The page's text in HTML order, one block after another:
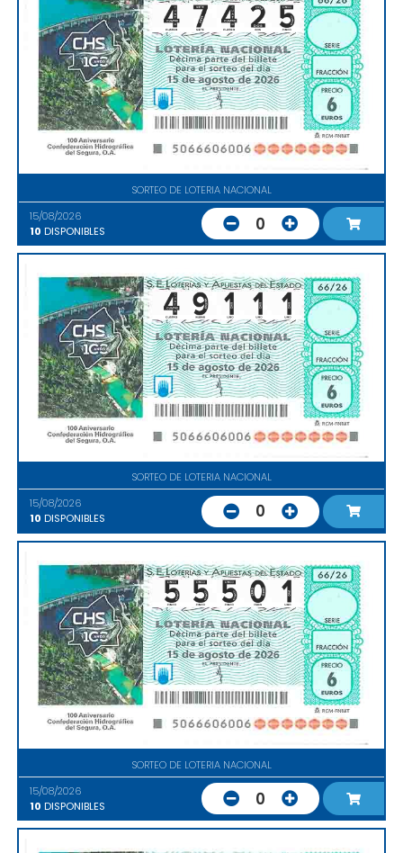
SORTEO DE LOTERIA NACIONAL
15/08/2026
10 DISPONIBLES 0
SORTEO DE LOTERIA NACIONAL
15/08/2026
10 DISPONIBLES 0
SORTEO DE LOTERIA NACIONAL
15/08/2026
10 DISPONIBLES 0